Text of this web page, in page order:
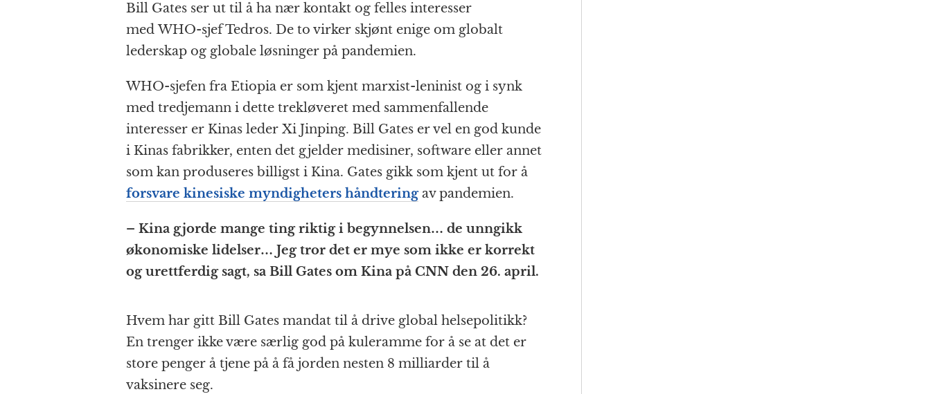
Bill Gates ser ut til å ha nær kontakt og felles interesser
med WHO-sjef Tedros. De to virker skjønt enige om globalt
lederskap og globale løsninger på pandemien.
WHO-sjefen fra Etiopia er som kjent marxist-leninist og i synk
med tredjemann i dette trekløveret med sammenfallende
interesser er Kinas leder Xi Jinping. Bill Gates er vel en god kunde
i Kinas fabrikker, enten det gjelder medisiner, software eller annet
som kan produseres billigst i Kina. Gates gikk som kjent ut for å
forsvare kinesiske myndigheters håndteringav pandemien.
– Kina gjorde mange ting riktig i begynnelsen… de unngikk
økonomiske lidelser… Jeg tror det er mye som ikke er korrekt
og urettferdig sagt, sa Bill Gates om Kina på CNN den 26. april.
Hvem har gitt Bill Gates mandat til å drive global helsepolitikk?
En trenger ikke være særlig god på kuleramme for å se at det er
store penger å tjene på å få jorden nesten 8 milliarder til å
vaksinere seg.